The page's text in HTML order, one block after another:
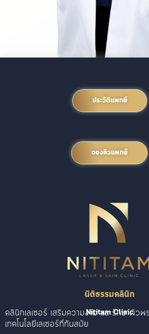
ประวัติแพทย์
จองคิวแพทย์
นิติธรรมคลินิก
Nititam Clinic
คลินิกเลเซอร์ เสริมความงาม และรักษาผิว
เทคโนโลยีเลเซอร์ที่ทันสมัย